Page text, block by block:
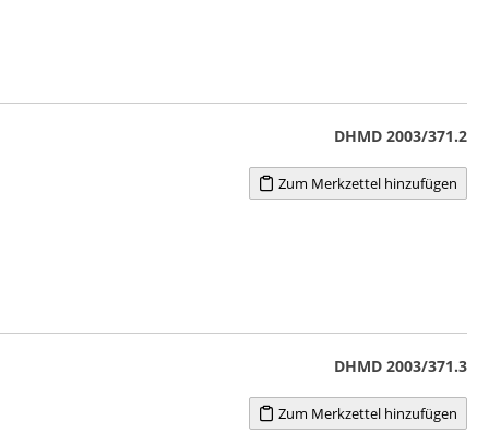
DHMD 2003/371.2
Zum Merkzettel hinzufügen
DHMD 2003/371.3
Zum Merkzettel hinzufügen